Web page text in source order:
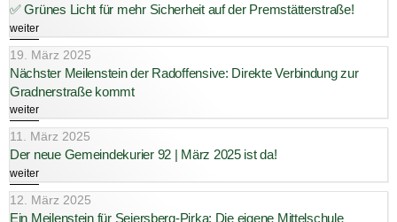
✅ Grünes Licht für mehr Sicherheit auf der Premstätterstraße!
weiter
19. März 2025
Nächster Meilenstein der Radoffensive: Direkte Verbindung zur
Gradnerstraße kommt
weiter
11. März 2025
Der neue Gemeindekurier 92 | März 2025 ist da!
weiter
12. März 2025
Ein Meilenstein für Seiersberg-Pirka: Die eigene Mittelschule